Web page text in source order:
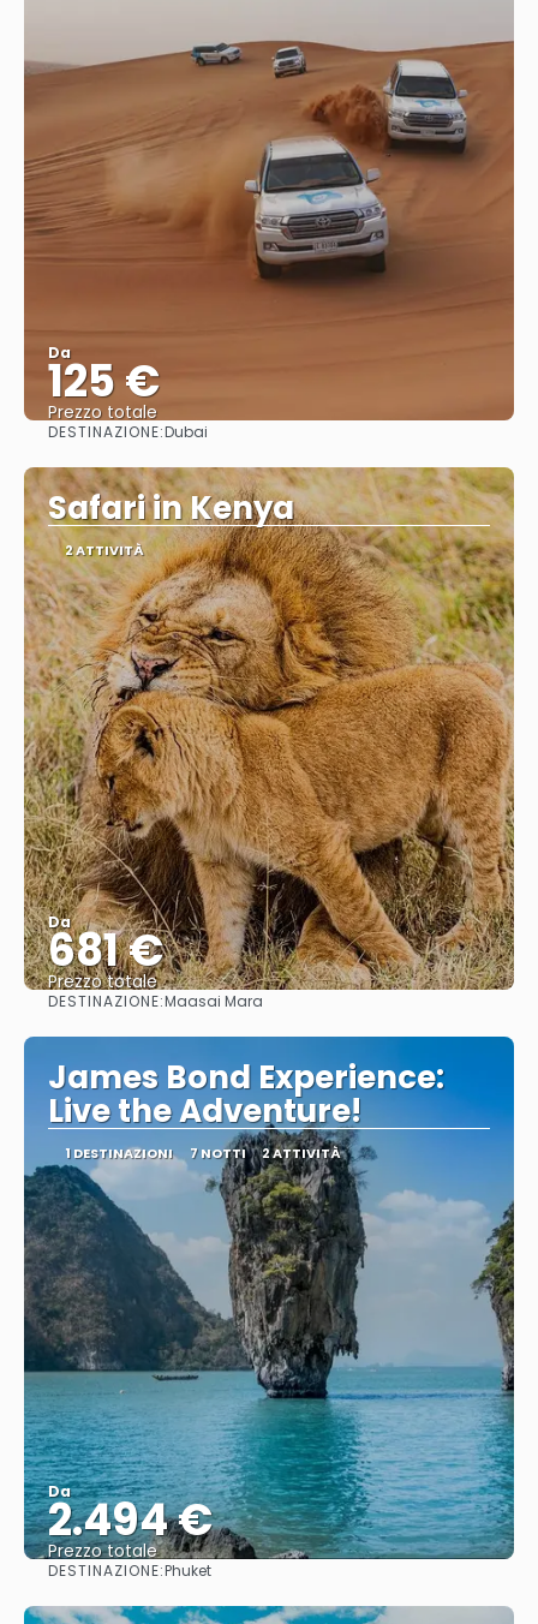
Da
125 €
Prezzo totale
DESTINAZIONE:Dubai
Safari in Kenya
2 ATTIVITÀ
Da
681 €
Prezzo totale
Vedere
DESTINAZIONE:Maasai Mara
James Bond Experience:
Live the Adventure!
1 DESTINAZIONI 7 NOTTI 2 ATTIVITÀ
Da
2.494 €
Prezzo totale
DESTINAZIONE:Phuket